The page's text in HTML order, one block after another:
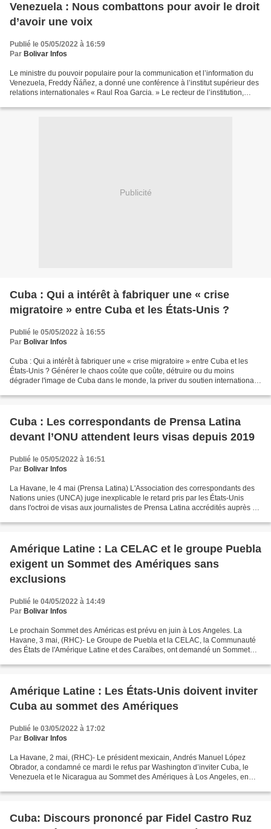
Venezuela : Nous combattons pour avoir le droit
d’avoir une voix
Publié le 05/05/2022 à 16:59
Par Bolivar Infos
Le ministre du pouvoir populaire pour la communication et l’information du
Venezuela, Freddy Ñáñez, a donné une conférence à l’institut supérieur des
relations internationales « Raul Roa Garcia. » Le recteur de l’institution,
Publicité
Cuba : Qui a intérêt à fabriquer une « crise
migratoire » entre Cuba et les États-Unis ?
Publié le 05/05/2022 à 16:55
Par Bolivar Infos
Cuba : Qui a intérêt à fabriquer une « crise migratoire » entre Cuba et les
États-Unis ? Générer le chaos coûte que coûte, détruire ou du moins
dégrader l'image de Cuba dans le monde, la priver du soutien international
Cuba : Les correspondants de Prensa Latina
devant l’ONU attendent leurs visas depuis 2019
Publié le 05/05/2022 à 16:51
Par Bolivar Infos
La Havane, le 4 mai (Prensa Latina) L'Association des correspondants des
Nations unies (UNCA) juge inexplicable le retard pris par les États-Unis
dans l'octroi de visas aux journalistes de Prensa Latina accrédités auprès de
Amérique Latine : La CELAC et le groupe Puebla
exigent un Sommet des Amériques sans
exclusions
Publié le 04/05/2022 à 14:49
Par Bolivar Infos
Le prochain Sommet des Américas est prévu en juin à Los Angeles. La
Havane, 3 mai, (RHC)- Le Groupe de Puebla et la CELAC, la Communauté
des États de l'Amérique Latine et des Caraïbes, ont demandé un Sommet
Amérique Latine : Les États-Unis doivent inviter
Cuba au sommet des Amériques
Publié le 03/05/2022 à 17:02
Par Bolivar Infos
La Havane, 2 mai, (RHC)- Le président mexicain, Andrés Manuel López
Obrador, a condamné ce mardi le refus par Washington d’inviter Cuba, le
Venezuela et le Nicaragua au Sommet des Amériques à Los Angeles, en
Cuba: Discours prononcé par Fidel Castro Ruz